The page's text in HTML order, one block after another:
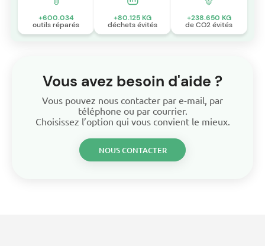
+600.034
outils réparés
+80.125 KG
déchets évités
+238.650 KG
de CO2 évités
Vous avez besoin d'aide ?
Vous pouvez nous contacter par e-mail, par
téléphone ou par courrier.
Choisissez l’option qui vous convient le mieux.
NOUS CONTACTER